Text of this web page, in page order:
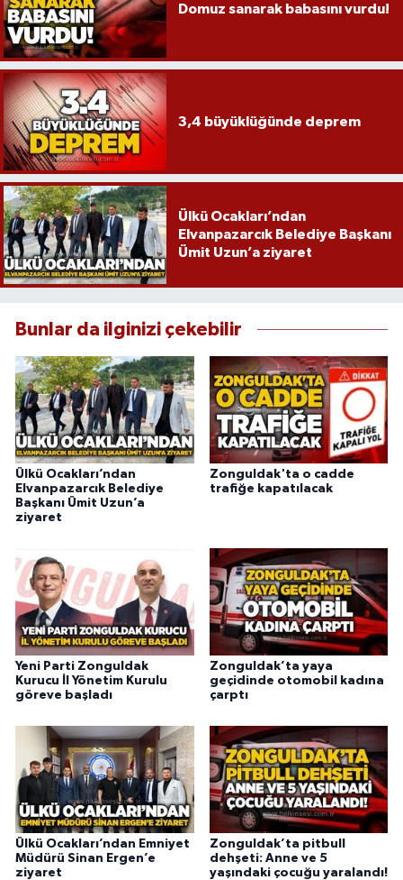
Domuz sanarak babasını vurdu!
3,4 büyüklüğünde deprem
Ülkü Ocakları’ndan
Elvanpazarcık Belediye Başkanı
Ümit Uzun’a ziyaret
Bunlar da ilginizi çekebilir
Ülkü Ocakları’ndan
Elvanpazarcık Belediye
Başkanı Ümit Uzun’a
ziyaret
Zonguldak'ta o cadde
trafiğe kapatılacak
Yeni Parti Zonguldak
Kurucu İl Yönetim Kurulu
göreve başladı
Zonguldak’ta yaya
geçidinde otomobil kadına
çarptı
Ülkü Ocakları’ndan Emniyet
Müdürü Sinan Ergen’e
ziyaret
Zonguldak’ta pitbull
dehşeti: Anne ve 5
yaşındaki çocuğu yaralandı!